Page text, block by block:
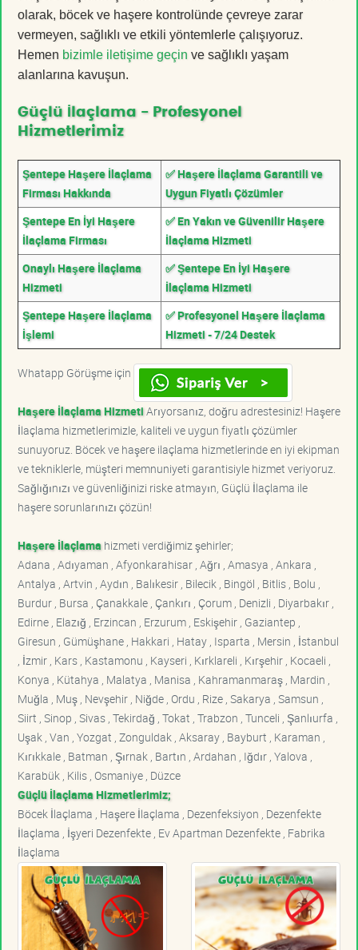
olarak, böcek ve haşere kontrolünde çevreye zarar
vermeyen, sağlıklı ve etkili yöntemlerle çalışıyoruz.
Hemen bizimle iletişime geçin ve sağlıklı yaşam
alanlarına kavuşun.
Güçlü İlaçlama - Profesyonel
Hizmetlerimiz
Şentepe Haşere İlaçlama
Firması Hakkında
✅ Haşere İlaçlama Garantili ve
Uygun Fiyatlı Çözümler
Şentepe En İyi Haşere
İlaçlama Firması
✅ En Yakın ve Güvenilir Haşere
İlaçlama Hizmeti
Onaylı Haşere İlaçlama
Hizmeti
✅ Şentepe En İyi Haşere
İlaçlama Hizmeti
Şentepe Haşere İlaçlama
İşlemi
✅ Profesyonel Haşere İlaçlama
Hizmeti - 7/24 Destek
Whatapp Görüşme için
Haşere İlaçlama HizmetiArıyorsanız, doğru adrestesiniz! Haşere
İlaçlama hizmetlerimizle, kaliteli ve uygun fiyatlı çözümler
sunuyoruz. Böcek ve haşere ilaçlama hizmetlerinde en iyi ekipman
ve tekniklerle, müşteri memnuniyeti garantisiyle hizmet veriyoruz.
Sağlığınızı ve güvenliğinizi riske atmayın, Güçlü İlaçlama ile
haşere sorunlarınızı çözün!
Haşere İlaçlama hizmeti verdiğimiz şehirler;
Adana , Adıyaman , Afyonkarahisar , Ağrı , Amasya , Ankara ,
Antalya , Artvin , Aydın , Balıkesir , Bilecik , Bingöl , Bitlis , Bolu ,
Burdur , Bursa , Çanakkale , Çankırı , Çorum , Denizli , Diyarbakır ,
Edirne , Elazığ , Erzincan , Erzurum , Eskişehir , Gaziantep ,
Giresun , Gümüşhane , Hakkari , Hatay , Isparta , Mersin , İstanbul
, İzmir , Kars , Kastamonu , Kayseri , Kırklareli , Kırşehir , Kocaeli ,
Konya , Kütahya , Malatya , Manisa , Kahramanmaraş , Mardin ,
Muğla , Muş , Nevşehir , Niğde , Ordu , Rize , Sakarya , Samsun ,
Siirt , Sinop , Sivas , Tekirdağ , Tokat , Trabzon , Tunceli , Şanlıurfa ,
Uşak , Van , Yozgat , Zonguldak , Aksaray , Bayburt , Karaman ,
Kırıkkale , Batman , Şırnak , Bartın , Ardahan , Iğdır , Yalova ,
Karabük , Kilis , Osmaniye , Düzce
Güçlü İlaçlama Hizmetlerimiz;
Böcek İlaçlama , Haşere İlaçlama , Dezenfeksiyon , Dezenfekte
İlaçlama , İşyeri Dezenfekte , Ev Apartman Dezenfekte , Fabrika
İlaçlama